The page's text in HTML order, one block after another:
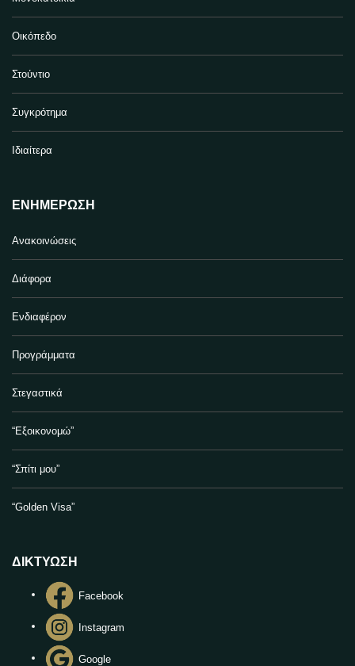
Οικόπεδο
Στούντιο
Συγκρότημα
Ιδιαίτερα
ΕΝΗΜΈΡΩΣΗ
Ανακοινώσεις
Διάφορα
Ενδιαφέρον
Προγράμματα
Στεγαστικά
“Εξοικονομώ”
“Σπίτι μου”
“Golden Visa”
ΔΙΚΤΥΩΣΗ
Facebook
Instagram
Google